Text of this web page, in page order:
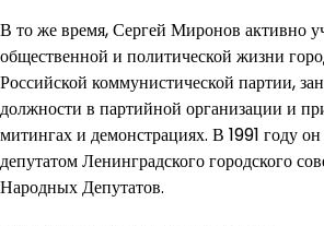
В то же время, Сергей Миронов активно
общественной и политической жизни
Российской коммунистической партии,
должности в партийной организации и
митингах и демонстрациях. В 1991 году
депутатом Ленинградского городского
Народных Депутатов.